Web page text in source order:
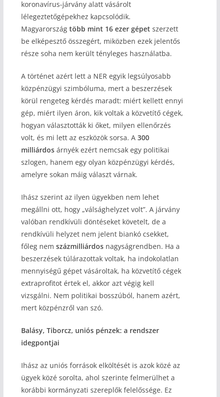
koronavírus-járvány alatt vásárolt
lélegeztetőgépekhez kapcsolódik.
Magyarország több mint 16 ezer gépet szerzett
be elképesztő összegért, miközben ezek jelentős
része soha nem került tényleges használatba.
A történet azért lett a NER egyik legsúlyosabb
közpénzügyi szimbóluma, mert a beszerzések
körül rengeteg kérdés maradt: miért kellett ennyi
gép, miért ilyen áron, kik voltak a közvetítő cégek,
hogyan választották ki őket, milyen ellenőrzés
volt, és mi lett az eszközök sorsa. A 300
milliárdosárnyék ezért nemcsak egy politikai
szlogen, hanem egy olyan közpénzügyi kérdés,
amelyre sokan máig választ várnak.
Ihász szerint az ilyen ügyekben nem lehet
megállni ott, hogy „válsághelyzet volt”. A járvány
valóban rendkívüli döntéseket követelt, de a
rendkívüli helyzet nem jelent biankó csekket,
főleg nem százmilliárdosnagyságrendben. Ha a
beszerzések túlárazottak voltak, ha indokolatlan
mennyiségű gépet vásároltak, ha közvetítő cégek
extraprofitot értek el, akkor azt végig kell
vizsgálni. Nem politikai bosszúból, hanem azért,
mert közpénzről van szó.
Balásy, Tiborcz, uniós pénzek: a rendszer
idegpontjai
Ihász az uniós források elköltését is azok közé az
ügyek közé sorolta, ahol szerinte felmerülhet a
korábbi kormányzati szereplők felelőssége. Ez